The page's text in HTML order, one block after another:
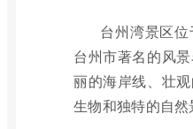
台州湾景区
台州市著名的风
丽的海岸线、壮
生物和独特的自然